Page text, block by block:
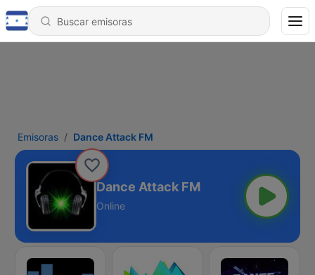
Emisoras Dance Attack FM
Dance Attack FM
Online